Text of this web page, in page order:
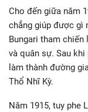
Cho đến giữa năm
chẳng giúp được gì
Bungari tham
và quân sự. Sau khi
làm thành đường
Thổ Nhĩ Kỳ.
Năm 1915, tuy phe